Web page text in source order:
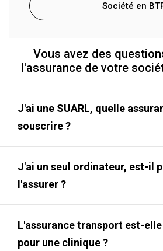
Société en
Vous avez des
l'assurance de votre
J'ai une SUARL, quelle
souscrire ?
J'ai un seul ordinateur, est-il
l'assurer ?
L'assurance transport est-
pour une clinique ?